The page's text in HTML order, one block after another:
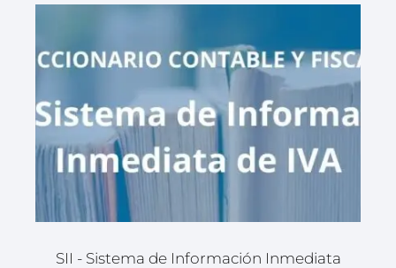
SII - Sistema de Información Inmediata